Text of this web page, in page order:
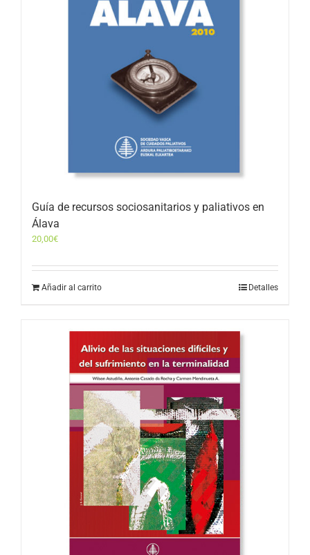
Guía de recursos sociosanitarios y paliativos en
Álava
20,00€
Añadir al carrito Detalles